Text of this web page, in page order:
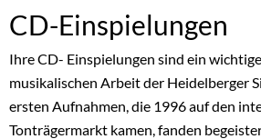
CD-Einspielungen
Ihre CD- Einspielungen sind ein
musikalischen Arbeit der Heidelberger
ersten Aufnahmen, die 1996 auf den
Tonträgermarkt kamen, fanden